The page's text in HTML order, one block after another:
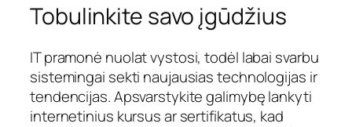
Tobulinkite savo įgūdžius
IT pramonė nuolat vystosi, todėl labai svarbu
sistemingai sekti naujausias technologijas ir
tendencijas. Apsvarstykite galimybę lankyti
internetinius kursus ar sertifikatus, kad